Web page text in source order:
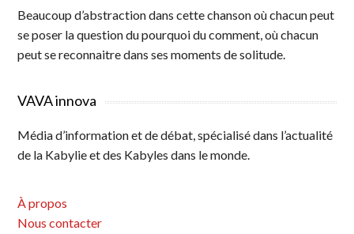
Beaucoup d’abstraction dans cette chanson où chacun peut
se poser la question du pourquoi du comment, où chacun
peut se reconnaitre dans ses moments de solitude.
VAVA innova
Média d’information et de débat, spécialisé dans l’actualité
de la Kabylie et des Kabyles dans le monde.
À propos
Nous contacter